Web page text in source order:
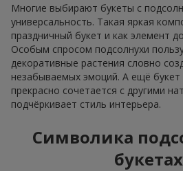
Многие выбирают букеты с
универсальность. Такая яркая
праздничный букет и как элемент
Особым спросом подсолнухи
декоративные растения словно
незабываемых эмоций. А ещё букет
прекрасно сочетается с другими
подчёркивает стиль интерьера.
Символика
букетах